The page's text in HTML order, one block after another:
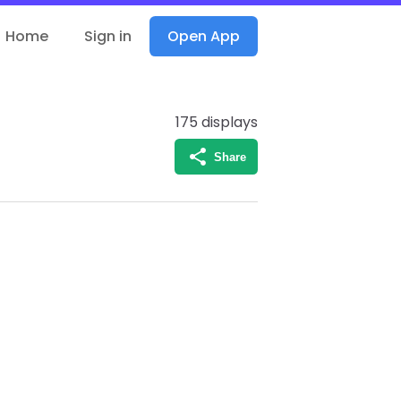
Home Sign in Open App
175 displays
Share